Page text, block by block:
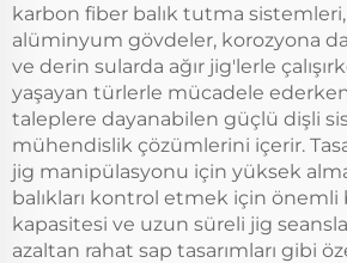
karbon fiber balık tutma
alüminyum gövdeler, korozyona
ve derin sularda ağır jig'lerle
yaşayan türlerle mücadele
taleplere dayanabilen güçlü dişli
mühendislik çözümlerini içerir.
jig manipülasyonu için yüksek
balıkları kontrol etmek için önemli
kapasitesi ve uzun süreli jig
azaltan rahat sap tasarımları gibi